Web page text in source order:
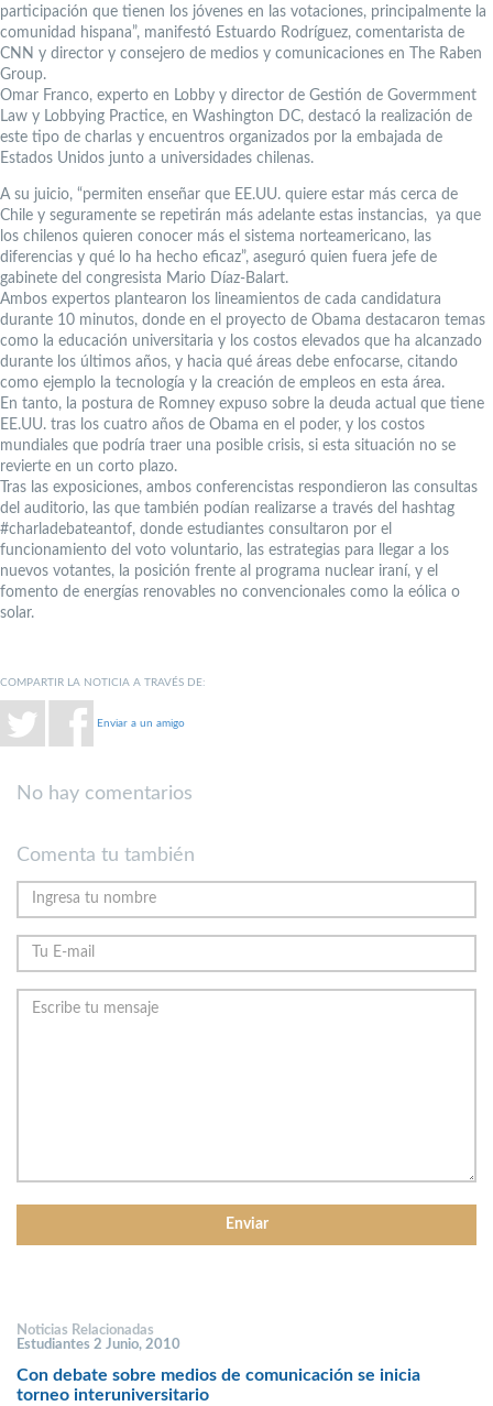
participación que tienen los jóvenes en las votaciones, principalmente la
comunidad hispana”, manifestó Estuardo Rodríguez, comentarista de
CNN y director y consejero de medios y comunicaciones en The Raben
Group.
Omar Franco, experto en Lobby y director de Gestión de Govermment
Law y Lobbying Practice, en Washington DC, destacó la realización de
este tipo de charlas y encuentros organizados por la embajada de
Estados Unidos junto a universidades chilenas.
A su juicio, “permiten enseñar que EE.UU. quiere estar más cerca de
Chile y seguramente se repetirán más adelante estas instancias, ya que
los chilenos quieren conocer más el sistema norteamericano, las
diferencias y qué lo ha hecho eficaz”, aseguró quien fuera jefe de
gabinete del congresista Mario Díaz-Balart.
Ambos expertos plantearon los lineamientos de cada candidatura
durante 10 minutos, donde en el proyecto de Obama destacaron temas
como la educación universitaria y los costos elevados que ha alcanzado
durante los últimos años, y hacia qué áreas debe enfocarse, citando
como ejemplo la tecnología y la creación de empleos en esta área.
En tanto, la postura de Romney expuso sobre la deuda actual que tiene
EE.UU. tras los cuatro años de Obama en el poder, y los costos
mundiales que podría traer una posible crisis, si esta situación no se
revierte en un corto plazo.
Tras las exposiciones, ambos conferencistas respondieron las consultas
del auditorio, las que también podían realizarse a través del hashtag
#charladebateantof, donde estudiantes consultaron por el
funcionamiento del voto voluntario, las estrategias para llegar a los
nuevos votantes, la posición frente al programa nuclear iraní, y el
fomento de energías renovables no convencionales como la eólica o
solar.
COMPARTIR LA NOTICIA A TRAVÉS DE:
Enviar a un amigo
No hay comentarios
Comenta tu también
Noticias Relacionadas
Estudiantes 2 Junio, 2010
Con debate sobre medios de comunicación se inicia
torneo interuniversitario